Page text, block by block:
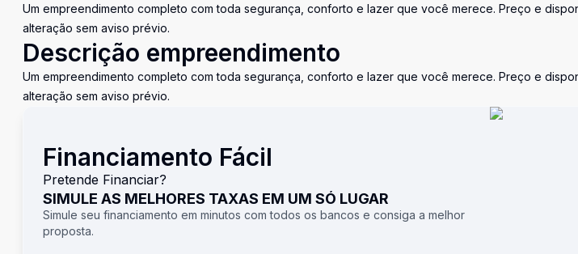
Um empreendimento completo com toda segurança, conforto e lazer que você merece. Preço e
alteração sem aviso prévio.
Descrição empreendimento
Um empreendimento completo com toda segurança, conforto e lazer que você merece. Preço e
alteração sem aviso prévio.
Financiamento Fácil
Pretende Financiar?
SIMULE AS MELHORES TAXAS EM UM SÓ LUGAR
Simule seu financiamento em minutos com todos os bancos e consiga a melhor
proposta.